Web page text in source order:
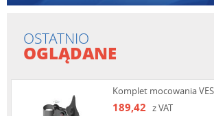
OSTATNIO
OGLĄDANE
Komplet mocowania
189,42 z VAT